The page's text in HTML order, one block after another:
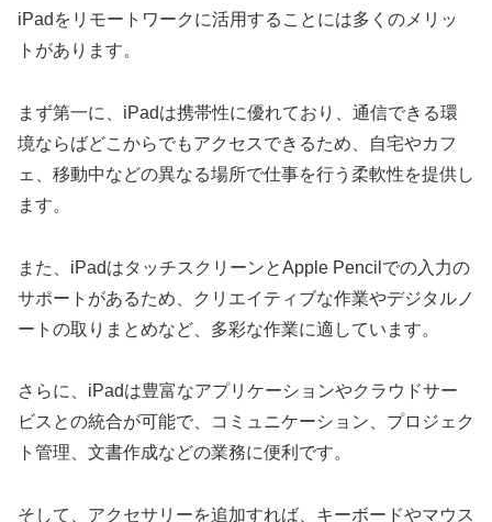
iPadをリモートワークに活用することには多くのメリッ
トがあります。
まず第一に、iPadは携帯性に優れており、通信できる環
境ならばどこからでもアクセスできるため、自宅やカフ
ェ、移動中などの異なる場所で仕事を行う柔軟性を提供し
ます。
また、iPadはタッチスクリーンとApple Pencilでの入力の
サポートがあるため、クリエイティブな作業やデジタルノ
ートの取りまとめなど、多彩な作業に適しています。
さらに、iPadは豊富なアプリケーションやクラウドサー
ビスとの統合が可能で、コミュニケーション、プロジェク
ト管理、文書作成などの業務に便利です。
そして、アクセサリーを追加すれば、キーボードやマウス